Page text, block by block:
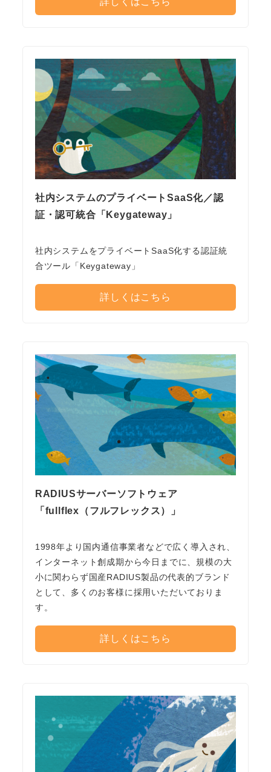
社内システムのプライベートSaaS化／認
証・認可統合「Keygateway」
社内システムをプライベートSaaS化する認証統
合ツール「Keygateway」
詳しくはこちら
RADIUSサーバーソフトウェア
「fullflex（フルフレックス）」
1998年より国内通信事業者などで広く導入され、
インターネット創成期から今日までに、規模の大
小に関わらず国産RADIUS製品の代表的ブランド
として、多くのお客様に採用いただいておりま
す。
詳しくはこちら